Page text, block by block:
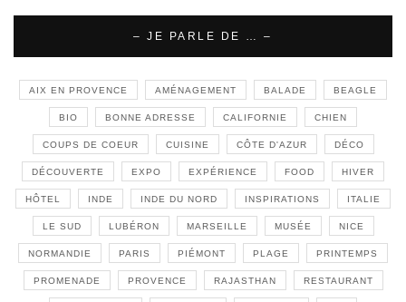
– JE PARLE DE … –
AIX EN PROVENCE AMÉNAGEMENT BALADE BEAGLE
BIO BONNE ADRESSE CALIFORNIE CHIEN
COUPS DE COEUR CUISINE CÔTE D'AZUR DÉCO
DÉCOUVERTE EXPO EXPÉRIENCE FOOD HIVER
HÔTEL INDE INDE DU NORD INSPIRATIONS ITALIE
LE SUD LUBÉRON MARSEILLE MUSÉE NICE
NORMANDIE PARIS PIÉMONT PLAGE PRINTEMPS
PROMENADE PROVENCE RAJASTHAN RESTAURANT